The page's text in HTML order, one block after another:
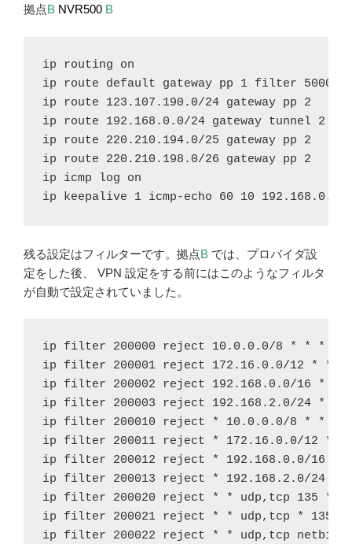
拠点B NVR500 B
ip routing on
ip route default gateway pp 1 filter 500000
ip route 123.107.190.0/24 gateway pp 2
ip route 192.168.0.0/24 gateway tunnel 2
ip route 220.210.194.0/25 gateway pp 2
ip route 220.210.198.0/26 gateway pp 2
ip icmp log on
ip keepalive 1 icmp-echo 60 10 192.168.0.1
残る設定はフィルターです。拠点B では、プロバイダ設
定をした後、 VPN 設定をする前にはこのようなフィルタ
が自動で設定されていました。
ip filter 200000 reject 10.0.0.0/8 * * * *
ip filter 200001 reject 172.16.0.0/12 * * *
ip filter 200002 reject 192.168.0.0/16 * *
ip filter 200003 reject 192.168.2.0/24 * *
ip filter 200010 reject * 10.0.0.0/8 * * *
ip filter 200011 reject * 172.16.0.0/12 * *
ip filter 200012 reject * 192.168.0.0/16 *
ip filter 200013 reject * 192.168.2.0/24 *
ip filter 200020 reject * * udp,tcp 135 *
ip filter 200021 reject * * udp,tcp * 135
ip filter 200022 reject * * udp,tcp